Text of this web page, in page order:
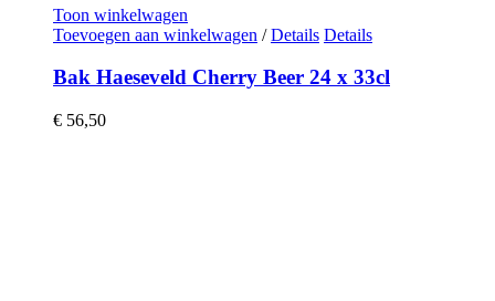
Toon winkelwagen
Toevoegen aan winkelwagen / Details Details
Bak Haeseveld Cherry Beer 24 x 33cl
€ 56,50